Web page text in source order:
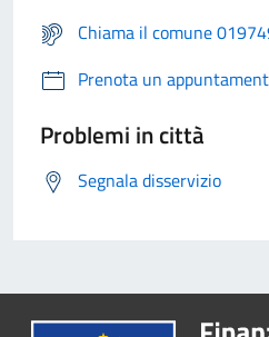
Chiama il comune
Prenota un
Problemi in città
Segnala disservizio